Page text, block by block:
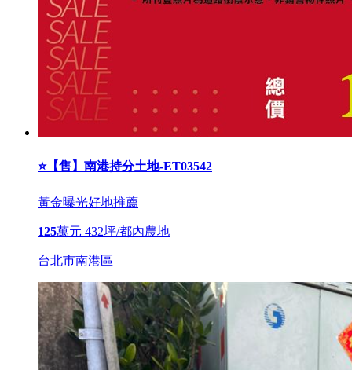
⭐【售】南港持分土地-ET03542
黃金曝光好地推薦
125萬元 432坪/都內農地
台北市南港區